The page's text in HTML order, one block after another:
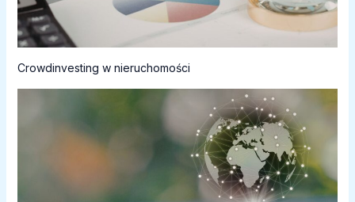
Crowdinvesting w nieruchomości